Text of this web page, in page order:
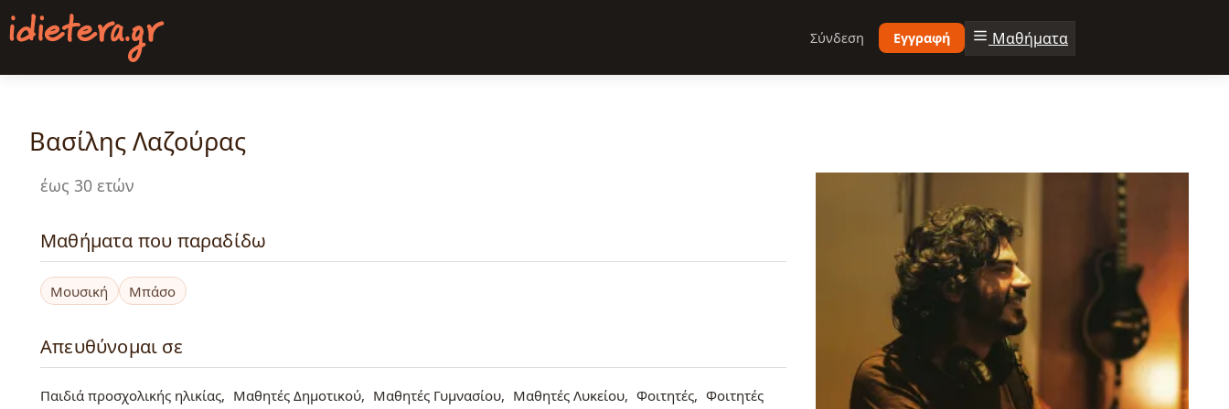
Παράκαμψη
προς
κυρίως
Σύνδεση Εγγραφή Μαθήματα
Βασίλης Λαζούρας
έως 30 ετών
Μαθήματα που παραδίδω
Μουσική Μπάσο
Απευθύνομαι σε
Παιδιά προσχολικής ηλικίας Μαθητές Δημοτικού Μαθητές Γυμνασίου Μαθητές Λυκείου Φοιτητές Φοιτητές